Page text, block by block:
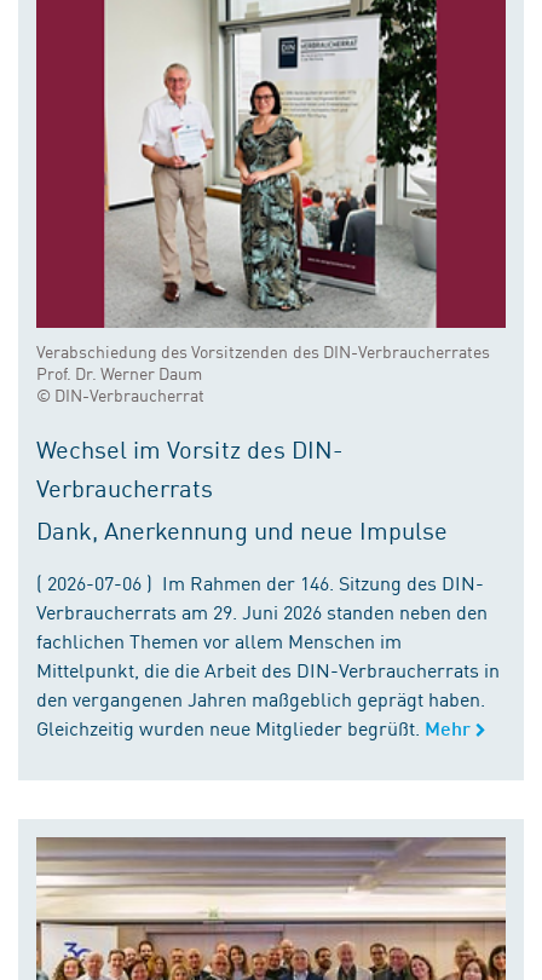
Verabschiedung des Vorsitzenden des DIN-Verbraucherrates
Prof. Dr. Werner Daum
© DIN-Verbraucherrat
Wechsel im Vorsitz des DIN-
Verbraucherrats
Dank, Anerkennung und neue Impulse
( 2026-07-06 ) Im Rahmen der 146. Sitzung des DIN-
Verbraucherrats am 29. Juni 2026 standen neben den
fachlichen Themen vor allem Menschen im
Mittelpunkt, die die Arbeit des DIN-Verbraucherrats in
den vergangenen Jahren maßgeblich geprägt haben.
Gleichzeitig wurden neue Mitglieder begrüßt. Mehr